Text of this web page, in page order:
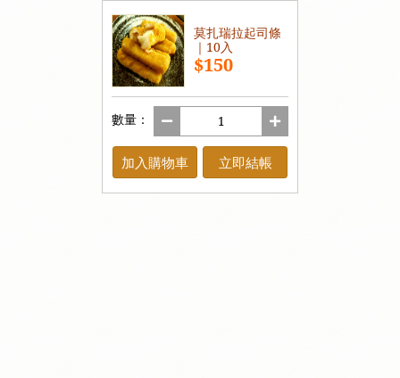
莫扎瑞拉起司條
｜10入
$150
數量：
加入購物車 立即結帳